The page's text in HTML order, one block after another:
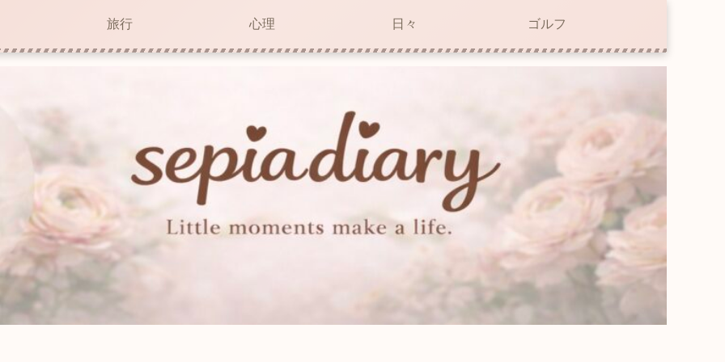
旅行 心理 日々 ゴルフ